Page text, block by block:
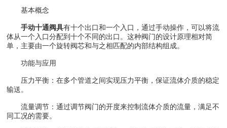
基本概念
手动十通阀具有十个出口和一个入口，通过手动操作，可以将流
体从一个入口分配到十个不同的出口。这种阀门的设计原理相对简
单，主要由一个旋转阀芯和与之相匹配的内部结构组成。
功能与应用
压力平衡：在多个管道之间实现压力平衡，保证流体介质的稳定
输送。
流量调节：通过调节阀门的开度来控制流体介质的流量，满足不
同工况的需要。